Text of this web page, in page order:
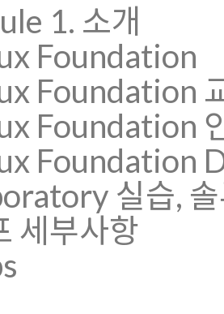
1. 소개
Foundation
Foundation
Foundation
Foundation
실습,
세부사항